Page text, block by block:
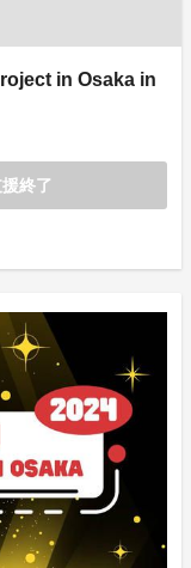
in Osaka in
終了